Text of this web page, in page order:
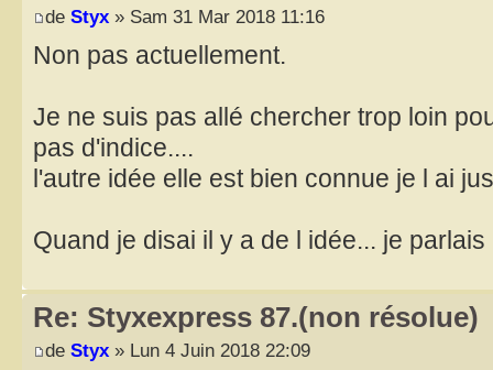
de Styx » Sam 31 Mar 2018 11:16
Non pas actuellement.
Je ne suis pas allé chercher trop loin
pas d'indice....
l'autre idée elle est bien connue je l ai
Quand je disai il y a de l idée... je
Re: Styxexpress 87.(non résolue)
de Styx » Lun 4 Juin 2018 22:09